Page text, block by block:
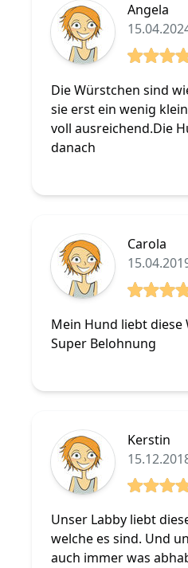
Angela
Die Würstchen sind
sie erst ein wenig
voll ausreichend.Die
danach
Carola
Mein Hund liebt diese
Super Belohnung
Kerstin
Unser Labby liebt
welche es sind. Und
auch immer was